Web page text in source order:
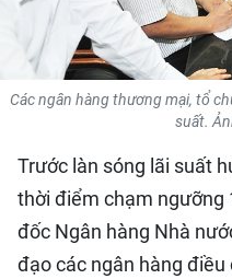
HỒ SƠ - TƯ LIỆU
NHÂN DÂN ĐIỆN TỬ
NHÂN DÂN HẰNG THÁNG
NHÂN DÂN CUỐI TUẦN
Các ngân hàng thương mại, tổ
suất.
Trước làn sóng lãi suất
thời điểm chạm ngưỡng
đốc Ngân hàng Nhà
đạo các ngân hàng